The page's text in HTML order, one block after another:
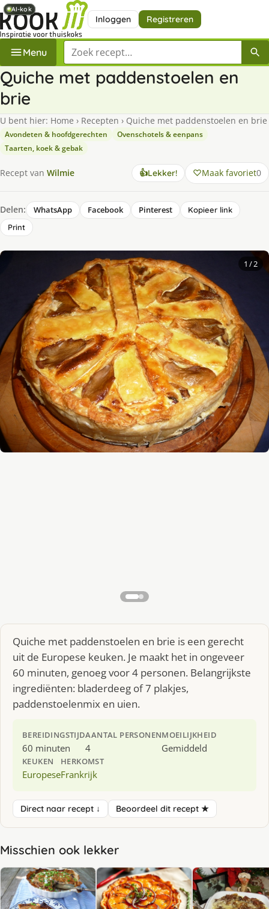
Inloggen Registreren
Menu Zoek een recept
Quiche met paddenstoelen en
brie
U bent hier: Home › Recepten › Quiche met paddenstoelen en brie
Avondeten & hoofdgerechten
Ovenschotels & eenpans
Taarten, koek & gebak
Recept van Wilmie 👍Lekker! Maak favoriet0
Delen: WhatsApp Facebook Pinterest
Kopieer link
Print
1 / 2
Quiche met paddenstoelen en brie is een gerecht
uit de Europese keuken. Je maakt het in ongeveer
60 minuten, genoeg voor 4 personen. Belangrijkste
ingrediënten: bladerdeeg of 7 plakjes,
paddenstoelenmix en uien.
BEREIDINGSTIJD
60 minuten
AANTAL PERSONEN
4
MOEILIJKHEID
Gemiddeld
KEUKEN
Europese
HERKOMST
Frankrijk
Direct naar recept ↓ Beoordeel dit recept ★
Misschien ook lekker
AI-kok
AI-kok
AI-kok